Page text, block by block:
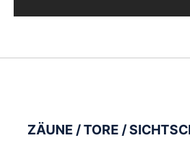
ZÄUNE / TORE /